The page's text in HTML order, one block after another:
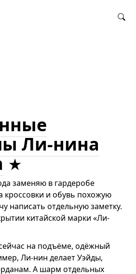
Ли-нина
заменяю в гардеробе
кроссовки и обувь похожую
написать отдельную заметку.
китайской марки «Ли-
на подъёме, одёжный
Ли-нин делает Уэйды,
А шарм отдельных